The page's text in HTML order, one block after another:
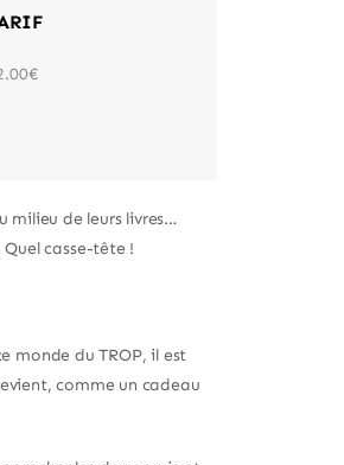
milieu de leurs livres…
casse-tête !
monde du TROP, il est
comme un cadeau